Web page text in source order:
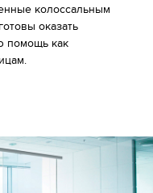
колоссальным
оказать
помощь как